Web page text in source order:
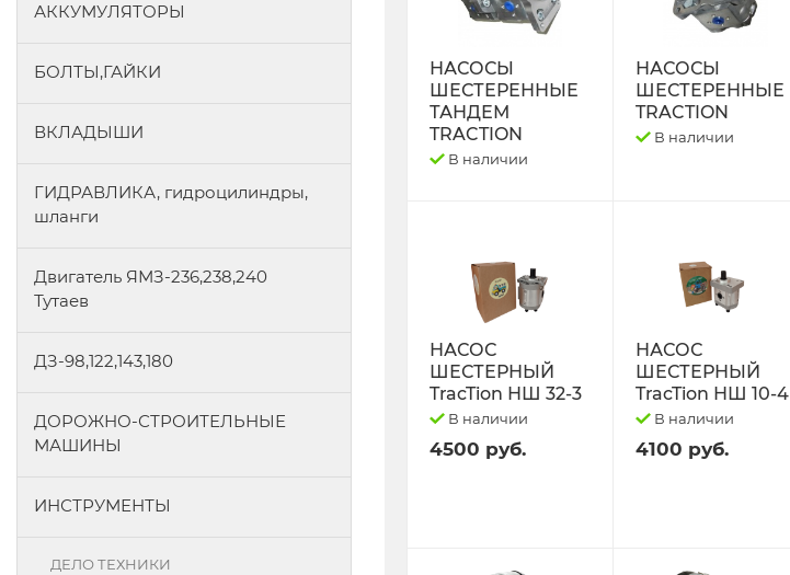
АККУМУЛЯТОРЫ
БОЛТЫ,ГАЙКИ
ВКЛАДЫШИ
ГИДРАВЛИКА, гидроцилиндры,
шланги
Двигатель ЯМЗ-236,238,240
Тутаев
ДЗ-98,122,143,180
ДОРОЖНО-СТРОИТЕЛЬНЫЕ
МАШИНЫ
ИНСТРУМЕНТЫ
ДЕЛО ТЕХНИКИ
НАСОСЫ
ШЕСТЕРЕННЫЕ
ТАНДЕМ
TRACTION
В наличии
НАСОСЫ
ШЕСТЕРЕННЫЕ
TRACTION
В наличии
НАСОС
ШЕСТЕРНЫЙ
TracTion НШ 32-3
В наличии
4500 руб.
НАСОС
ШЕСТЕРНЫЙ
TracTion НШ 10-4
В наличии
4100 руб.